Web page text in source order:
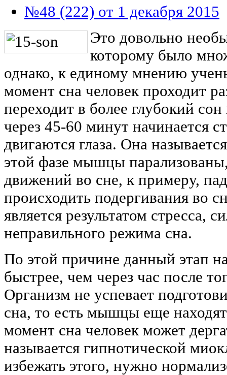
№48 (222) от 1 декабря 2015
Это довольно
которому было
однако, к единому мнению
момент сна человек проходит
переходит в более глубокий
через 45-60 минут начинается
двигаются глаза. Она
этой фазе мышцы
движений во сне, к примеру,
происходить подергивания во
является результатом стресса,
неправильного режима сна.
По этой причине данный этап
быстрее, чем через час после
Организм не успевает
сна, то есть мышцы еще
момент сна человек может
называется гипнотической
избежать этого, нужно